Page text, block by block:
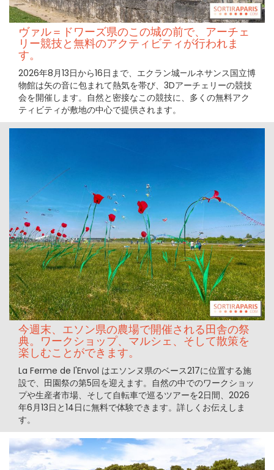
ヴァル＝ドワーズ県のこの城の前で、アーチェ
リー競技と無料のアクティビティが行われま
す。
2026年8月13日から16日まで、エクラン城—ルネサンス国立博
物館は矢の音に包まれて熱気を帯び、3Dアーチェリーの競技
会を開催します。自然と密接なこの競技に、多くの無料アク
ティビティが敷地の中心で提供されます。
今週末、エソン県の農場で開催される田舎の祭
典。ワークショップ、マルシェ、そして散策を
楽しむことができます。
La Ferme de l'Envol はエソンヌ県のベース217に位置する施
設で、田園祭の第5回を迎えます。自然の中でのワークショッ
プや生産者市場、そして自転車で巡るツアーを2日間、2026
年6月13日と14日に無料で体験できます。詳しくお伝えしま
す。